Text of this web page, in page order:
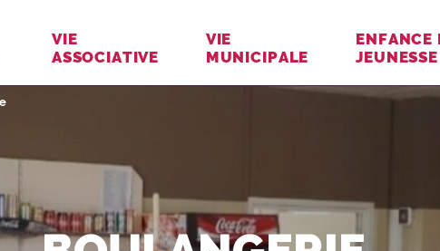
VIE
ASSOCIATIVE
VIE
MUNICIPALE
ENFANCE
JEUNESSE
: